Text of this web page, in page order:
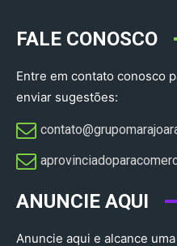
FALE CONOSCO
Entre em contato conosco
enviar sugestões:
ANUNCIE AQUI
Anuncie aqui e alcance